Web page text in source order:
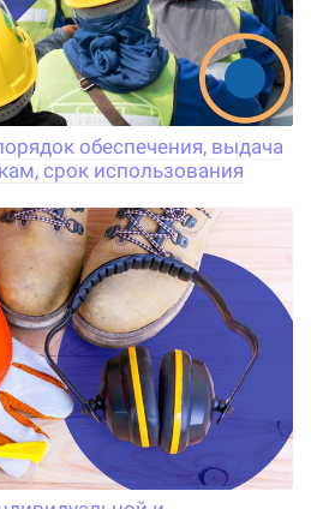
обеспечения, выдача
срок использования